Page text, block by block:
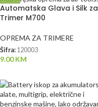
Automatska Glava i Silk za
Trimer M700
OPREMA ZA TRIMERE
Šifra: 120003
9.00KM